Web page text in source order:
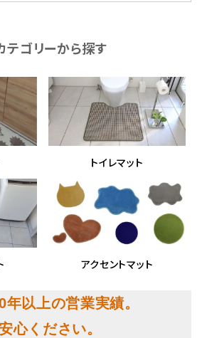
ゴリーから探す
トイレマット
アクセントマット
年以上の営業実績。
心ください。